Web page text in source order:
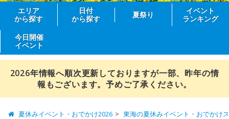
エリア
から探す
日付
から探す
夏祭り
イベント
ランキング
今日開催
イベント
2026年情報へ順次更新しておりますが一部、昨年の情
報もございます。予めご了承ください。
夏休みイベント・おでかけ2026 東海の夏休みイベント・おでかけ